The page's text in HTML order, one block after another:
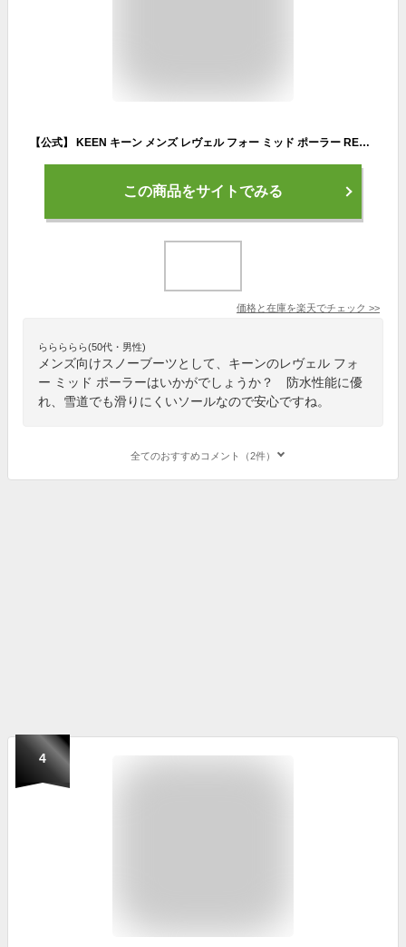
【公式】 KEEN キーン メンズ レヴェル フォー ミッド ポーラー REVEL IV MID POLAR ブーツ スノーブーツ ミッドカット ミドルカット トレッキングブーツ 防水 アウトドア キャンプ シンプル カジュアル 秋冬 冬 ブラック 黒
この商品をサイトでみる
価格と在庫を楽天でチェック >>
ららららら(50代・男性)
メンズ向けスノーブーツとして、キーンのレヴェル フォ
ー ミッド ポーラーはいかがでしょうか？ 防水性能に優
れ、雪道でも滑りにくいソールなので安心ですね。
全てのおすすめコメント（2件）
4